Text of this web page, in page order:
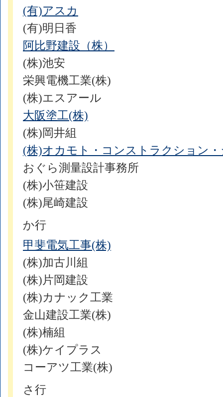
(有)アスカ
(有)明日香
阿比野建設（株）
(株)池安
栄興電機工業(株)
(株)エスアール
大阪塗工(株)
(株)岡井組
(株)オカモト・コンストラクション
おぐら測量設計事務所
(株)小笹建設
(株)尾崎建設
か行
甲斐電気工事(株)
(株)加古川組
(株)片岡建設
(株)カナック工業
金山建設工業(株)
(株)楠組
(株)ケイプラス
コーアツ工業(株)
さ行